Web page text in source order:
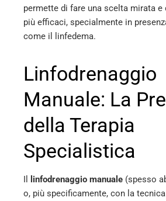
permette di fare una scelta mirata
più efficaci, specialmente in
come il linfedema.
Linfodrenaggio
Manuale: La
della Terapia
Specialistica
Il linfodrenaggio manuale (spesso
o, più specificamente, con la tecnica